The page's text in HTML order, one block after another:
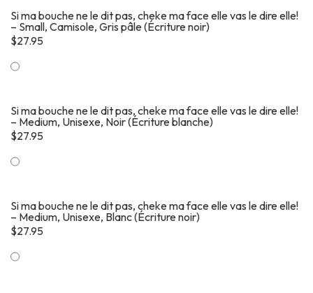
Si ma bouche ne le dit pas, cheke ma face elle vas le dire elle!
– Small, Camisole, Gris pâle (Écriture noir)
$27.95
Si ma bouche ne le dit pas, cheke ma face elle vas le dire elle!
– Medium, Unisexe, Noir (Écriture blanche)
$27.95
Si ma bouche ne le dit pas, cheke ma face elle vas le dire elle!
– Medium, Unisexe, Blanc (Écriture noir)
$27.95